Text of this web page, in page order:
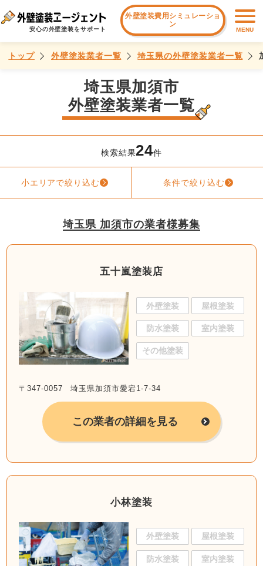
安心の外壁塗装をサポート
外壁塗装費用シミュレーショ
ン
MENU
トップ 外壁塗装業者一覧 埼玉県の外壁塗装業者一覧
埼玉県加須市
外壁塗装業者一覧
検索結果24件
小エリアで絞り込む 条件で絞り込む
埼玉県 加須市の業者様募集
五十嵐塗装店
外壁塗装 屋根塗装
防水塗装 室内塗装
その他塗装
〒347-0057 埼玉県加須市愛宕1-7-34
この業者の詳細を見る
小林塗装
外壁塗装 屋根塗装
防水塗装 室内塗装